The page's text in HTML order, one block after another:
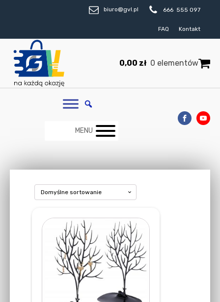
biuro@gvl.pl 666 555 097
FAQ Kontakt
0,00 zł 0 elementów
MENU
Ten
produkt
wiele
wariantów.